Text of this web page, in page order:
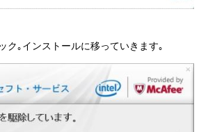
ク｡インストールに移っていきます｡